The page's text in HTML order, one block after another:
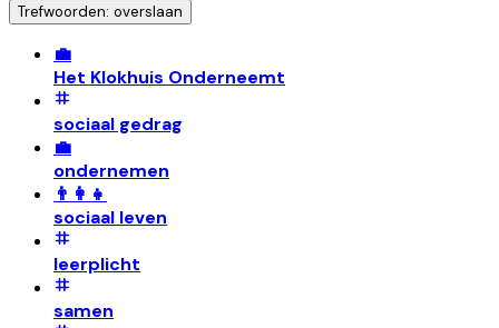
Trefwoorden: overslaan
💼
Het Klokhuis Onderneemt
sociaal gedrag
💼
ondernemen
👨‍👩‍👧
sociaal leven
leerplicht
samen